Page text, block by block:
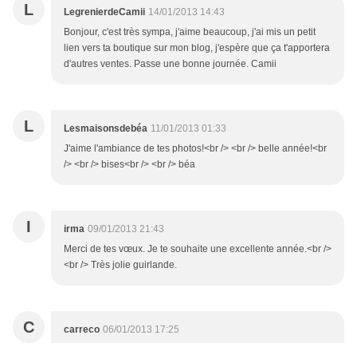
L LegrenierdeCamii 14/01/2013 14:43
Bonjour, c'est très sympa, j'aime beaucoup, j'ai mis un petit
lien vers ta boutique sur mon blog, j'espère que ça t'apportera
d'autres ventes. Passe une bonne journée. Camii
L Lesmaisonsdebéa 11/01/2013 01:33
J'aime l'ambiance de tes photos!<br /> <br /> belle année!<br
/> <br /> bises<br /> <br /> béa
I irma 09/01/2013 21:43
Merci de tes vœux. Je te souhaite une excellente année.<br />
<br /> Très jolie guirlande.
C carreco 06/01/2013 17:25